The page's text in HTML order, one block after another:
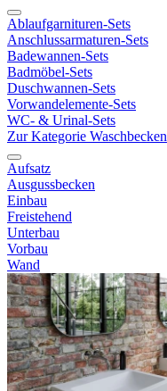
Ablaufgarnituren-Sets
Anschlussarmaturen-Sets
Badewannen-Sets
Badmöbel-Sets
Duschwannen-Sets
Vorwandelemente-Sets
WC- & Urinal-Sets
Zur Kategorie Waschbecken
Aufsatz
Ausgussbecken
Einbau
Freistehend
Unterbau
Vorbau
Wand